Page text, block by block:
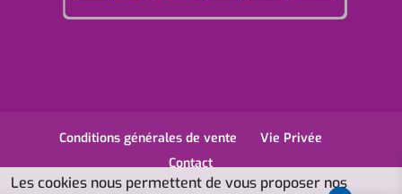
Conditions générales de vente
Vie Privée
Contact
Les cookies nous permettent de vous proposer nos